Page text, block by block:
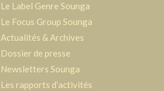
Le Label Genre Sounga
Le Focus Group Sounga
Actualités & Archives
Dossier de presse
Newsletters Sounga
Les rapports d’activités